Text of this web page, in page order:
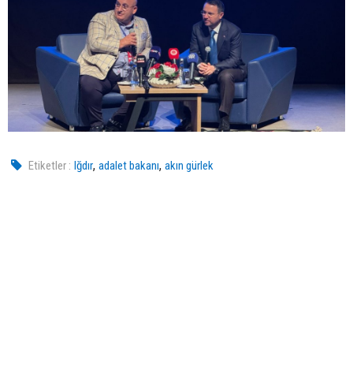
Etiketler : Iğdır,adalet bakanı,akın gürlek